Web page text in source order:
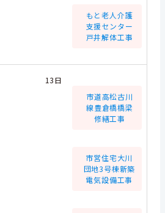
もと老人介護
支援センター
戸井解体工事
13日
市道高松古川
線豊倉橋橋梁
修繕工事
市営住宅大川
団地3号棟新築
電気設備工事